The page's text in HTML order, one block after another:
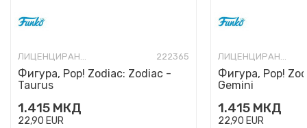
ЛИЦЕНЦИРАНИ ФИГУРИ И СЕТОВИ 222365
Фигура, Pop! Zodiac: Zodiac -
Taurus
1.415 МКД
22,90 EUR
ЛИЦЕНЦИРАНИ ФИГУРИ И СЕТОВИ
Фигура, Pop!
Gemini
1.415 МКД
22,90 EUR